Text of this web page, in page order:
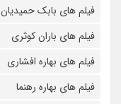
فیلم های بابک حمیدیان
فیلم های باران کوثری
فیلم های بهاره افشاری
فیلم های بهاره رهنما